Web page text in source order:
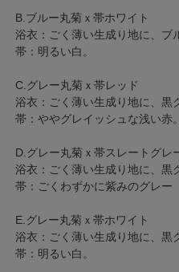
B.ブルー丸菊ｘ帯ホワイト
浴衣：ごく薄い生成り地に、ブ
帯：明るい白。
C.グレー丸菊ｘ帯レッド
浴衣：ごく薄い生成り地に、黒
帯：ややグレイッシュな浅い赤。
D.グレー丸菊ｘ帯スレートグレ
浴衣：ごく薄い生成り地に、黒
帯：ごくわずかに紫みのグレー
E.グレー丸菊ｘ帯ホワイト
浴衣：ごく薄い生成り地に、黒
帯：明るい白。